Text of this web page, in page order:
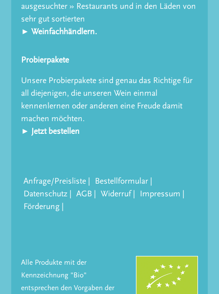
ausgesuchter » Restaurants und in den Läden von
sehr gut sortierten
► Weinfachhändlern.
Probierpakete
Unsere Probierpakete sind genau das Richtige für
all diejenigen, die unseren Wein einmal
kennenlernen oder anderen eine Freude damit
machen möchten.
► Jetzt bestellen
Anfrage/Preisliste
Bestellformular
Datenschutz
AGB Widerruf
Impressum
Förderung
Alle Produkte mit der
Kennzeichnung "Bio"
entsprechen den Vorgaben der